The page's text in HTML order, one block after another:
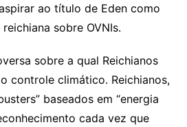
ao título de Eden como
sobre OVNIs.
sobre a qual Reichianos
controle climático. Reichianos,
baseados em “energia
cada vez que